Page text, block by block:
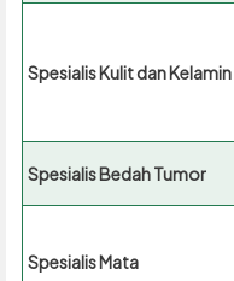
Spesialis Kulit dan Kelamin
Spesialis Bedah Tumor
Spesialis Mata